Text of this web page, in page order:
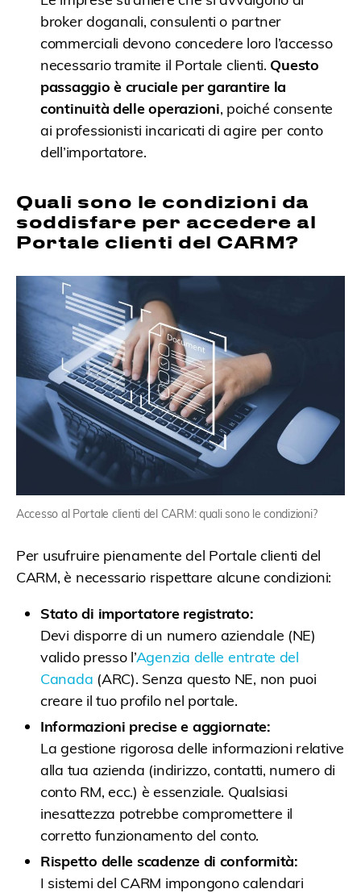
broker doganali, consulenti o partner
commerciali devono concedere loro l’accesso
necessario tramite il Portale clienti. Questo
passaggio è cruciale per garantire la
continuità delle operazioni, poiché consente
ai professionisti incaricati di agire per conto
dell’importatore.
Quali sono le condizioni da
soddisfare per accedere al
Portale clienti del CARM?
Accesso al Portale clienti del CARM: quali sono le condizioni?
Per usufruire pienamente del Portale clienti del
CARM, è necessario rispettare alcune condizioni:
Stato di importatore registrato:
Devi disporre di un numero aziendale (NE)
valido presso l’Agenzia delle entrate del
Canada (ARC). Senza questo NE, non puoi
creare il tuo profilo nel portale.
Informazioni precise e aggiornate:
La gestione rigorosa delle informazioni relative
alla tua azienda (indirizzo, contatti, numero di
conto RM, ecc.) è essenziale. Qualsiasi
inesattezza potrebbe compromettere il
corretto funzionamento del conto.
Rispetto delle scadenze di conformità:
I sistemi del CARM impongono calendari